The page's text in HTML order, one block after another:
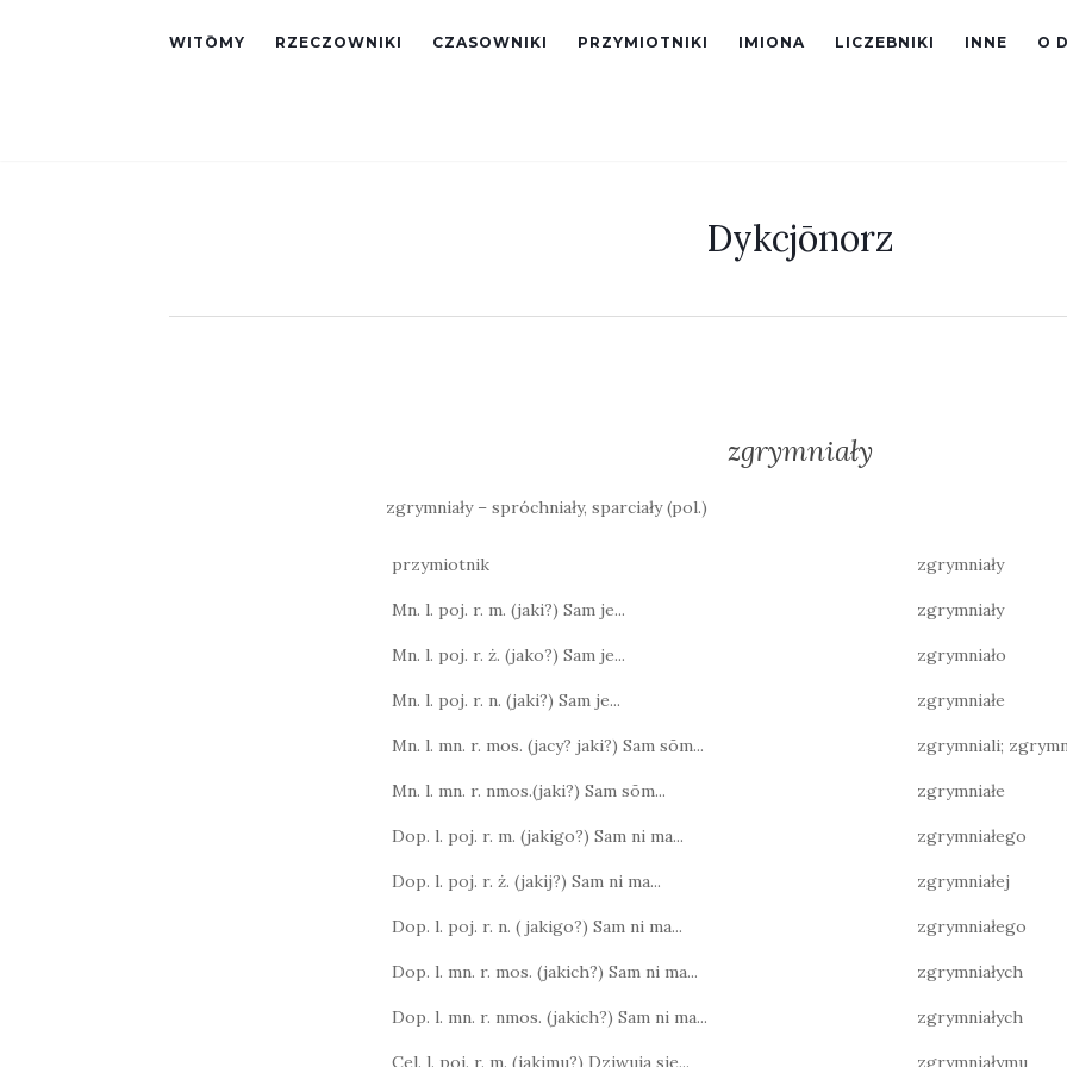
WITŌMY RZECZOWNIKI CZASOWNIKI PRZYMIOTNIKI IMIONA LICZEBNIKI INNE O
Dykcjōnorz
zgrymniały
zgrymniały – spróchniały, sparciały (pol.)
przymiotnik zgrymniały
Mn. l. poj. r. m. (jaki?) Sam je... zgrymniały
Mn. l. poj. r. ż. (jako?) Sam je... zgrymniało
Mn. l. poj. r. n. (jaki?) Sam je... zgrymniałe
Mn. l. mn. r. mos. (jacy? jaki?) Sam sōm... zgrymniali;
Mn. l. mn. r. nmos.(jaki?) Sam sōm... zgrymniałe
Dop. l. poj. r. m. (jakigo?) Sam ni ma... zgrymniałego
Dop. l. poj. r. ż. (jakij?) Sam ni ma... zgrymniałej
Dop. l. poj. r. n. ( jakigo?) Sam ni ma... zgrymniałego
Dop. l. mn. r. mos. (jakich?) Sam ni ma... zgrymniałych
Dop. l. mn. r. nmos. (jakich?) Sam ni ma... zgrymniałych
Cel. l. poj. r. m. (jakimu?) Dziwuja sie... zgrymniałymu